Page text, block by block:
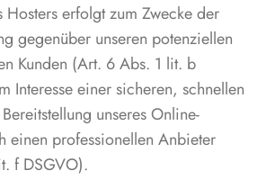
Hosters erfolgt zum Zwecke der
gegenüber unseren potenziellen
Kunden (Art. 6 Abs. 1 lit. b
Interesse einer sicheren, schnellen
unseres Online-
einen professionellen Anbieter
f DSGVO).